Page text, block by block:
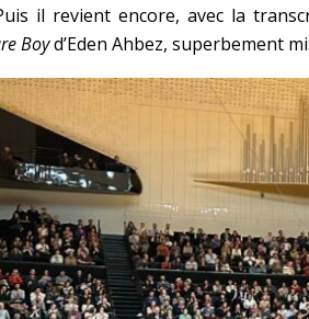
il revient encore, avec la
Boyd’Eden Ahbez, superbement